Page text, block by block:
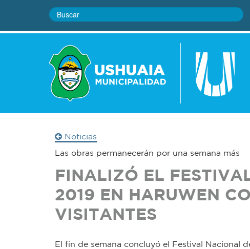
Noticias
Las obras permanecerán por una semana más
FINALIZÓ EL
2019 EN HARUWEN
VISITANTES
El fin de semana concluyó el Festival Nacional